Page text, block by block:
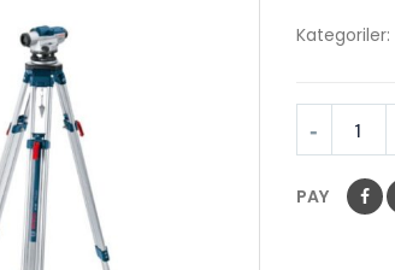
5
Kategoriler:
PAY